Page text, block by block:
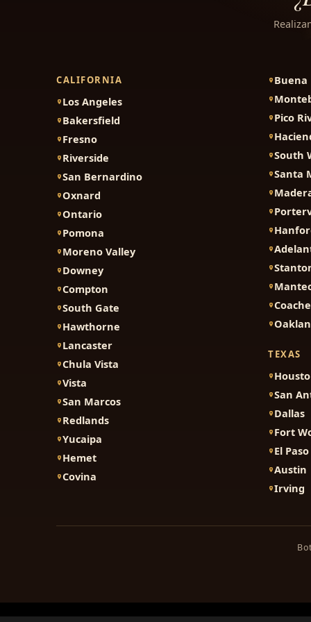
CALIFORNIA
Los Angeles
Bakersfield
Fresno
Riverside
San Bernardino
Oxnard
Ontario
Pomona
Moreno Valley
Downey
Compton
South Gate
Hawthorne
Lancaster
Chula Vista
Vista
San Marcos
Redlands
Yucaipa
Hemet
Covina
Buena
Pico
South
Santa
TEXAS
San
Dallas
Fort
El Paso
Austin
Irving